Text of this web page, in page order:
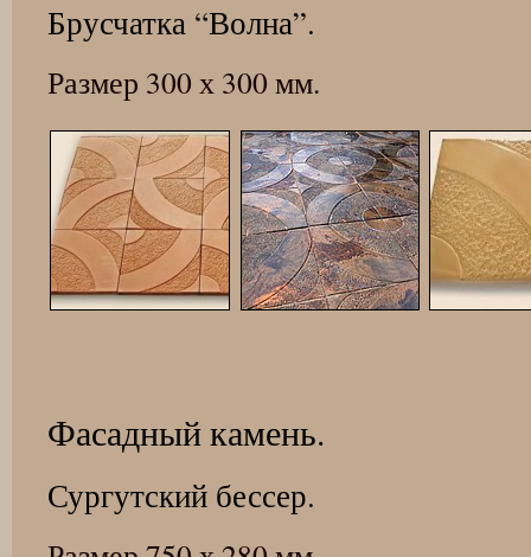
Брусчатка “Волна”.
Размер 300 х 300 мм.
Фасадный камень.
Сургутский бессер.